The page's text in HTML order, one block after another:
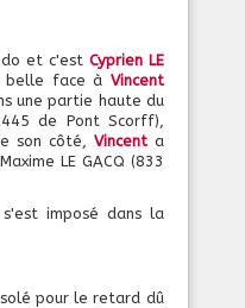
et c'est Cyprien LE
belle face à Vincent
une partie haute du
de Pont Scorff),
son côté, Vincenta
LE GACQ (833
s'est imposé dans la
pour le retard dû